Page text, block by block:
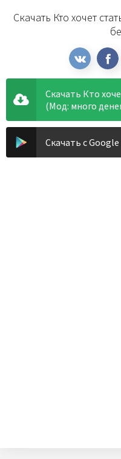
Скачать Кто хочет
Скачать Кто
(Мод: много
Скачать с